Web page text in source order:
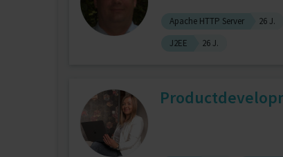
Apache HTTP Server 26 J.
J2EE
26 J.